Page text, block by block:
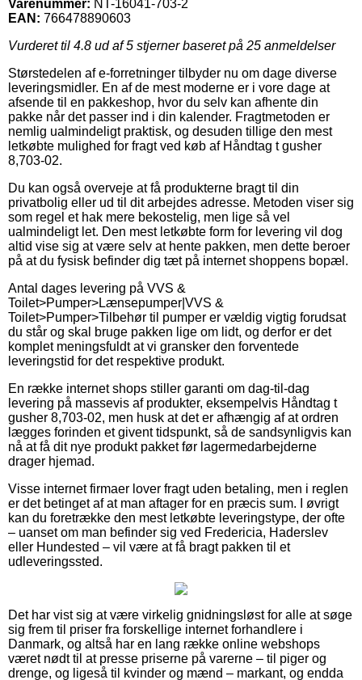
Varenummer: NT-16041-703-2
EAN: 766478890603
Vurderet til 4.8 ud af 5 stjerner baseret på 25 anmeldelser
Størstedelen af e-forretninger tilbyder nu om dage diverse
leveringsmidler. En af de mest moderne er i vore dage at
afsende til en pakkeshop, hvor du selv kan afhente din
pakke når det passer ind i din kalender. Fragtmetoden er
nemlig ualmindeligt praktisk, og desuden tillige den mest
letkøbte mulighed for fragt ved køb af Håndtag t gusher
8,703-02.
Du kan også overveje at få produkterne bragt til din
privatbolig eller ud til dit arbejdes adresse. Metoden viser sig
som regel et hak mere bekostelig, men lige så vel
ualmindeligt let. Den mest letkøbte form for levering vil dog
altid vise sig at være selv at hente pakken, men dette beroer
på at du fysisk befinder dig tæt på internet shoppens bopæl.
Antal dages levering på VVS &
Toilet>Pumper>Lænsepumper|VVS &
Toilet>Pumper>Tilbehør til pumper er vældig vigtig forudsat
du står og skal bruge pakken lige om lidt, og derfor er det
komplet meningsfuldt at vi gransker den forventede
leveringstid for det respektive produkt.
En række internet shops stiller garanti om dag-til-dag
levering på massevis af produkter, eksempelvis Håndtag t
gusher 8,703-02, men husk at det er afhængig af at ordren
lægges forinden et givent tidspunkt, så de sandsynligvis kan
nå at få dit nye produkt pakket før lagermedarbejderne
drager hjemad.
Visse internet firmaer lover fragt uden betaling, men i reglen
er det betinget af at man aftager for en præcis sum. I øvrigt
kan du foretrække den mest letkøbte leveringstype, der ofte
– uanset om man befinder sig ved Fredericia, Haderslev
eller Hundested – vil være at få bragt pakken til et
udleveringssted.
Det har vist sig at være virkelig gnidningsløst for alle at søge
sig frem til priser fra forskellige internet forhandlere i
Danmark, og altså har en lang række online webshops
været nødt til at presse priserne på varerne – til piger og
drenge, og ligeså til kvinder og mænd – markant, og endda